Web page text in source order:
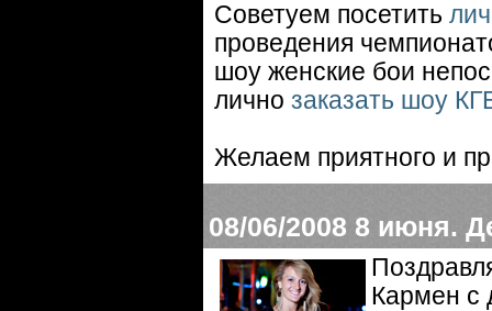
Советуем посетить
проведения
шоу женские бои
лично заказать шоу
Желаем приятного и
08/06/2008 8 июня.
Кармен с